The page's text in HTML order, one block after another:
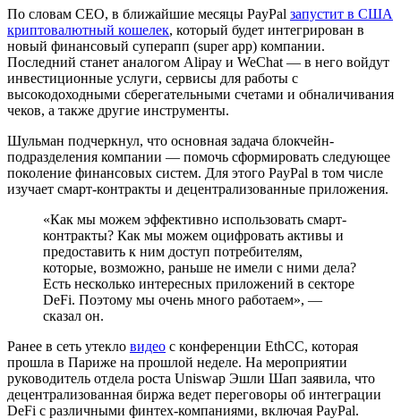
По словам CEO, в ближайшие месяцы PayPal запустит в США
криптовалютный кошелек, который будет интегрирован в
новый финансовый суперапп (super app) компании.
Последний станет аналогом Alipay и WeChat — в него войдут
инвестиционные услуги, сервисы для работы с
высокодоходными сберегательными счетами и обналичивания
чеков, а также другие инструменты.
Шульман подчеркнул, что основная задача блокчейн-
подразделения компании — помочь сформировать следующее
поколение финансовых систем. Для этого PayPal в том числе
изучает смарт-контракты и децентрализованные приложения.
«Как мы можем эффективно использовать смарт-
контракты? Как мы можем оцифровать активы и
предоставить к ним доступ потребителям,
которые, возможно, раньше не имели с ними дела?
Есть несколько интересных приложений в секторе
DeFi. Поэтому мы очень много работаем», —
сказал он.
Ранее в сеть утекло видео с конференции EthCC, которая
прошла в Париже на прошлой неделе. На мероприятии
руководитель отдела роста Uniswap Эшли Шап заявила, что
децентрализованная биржа ведет переговоры об интеграции
DeFi с различными финтех-компаниями, включая PayPal.